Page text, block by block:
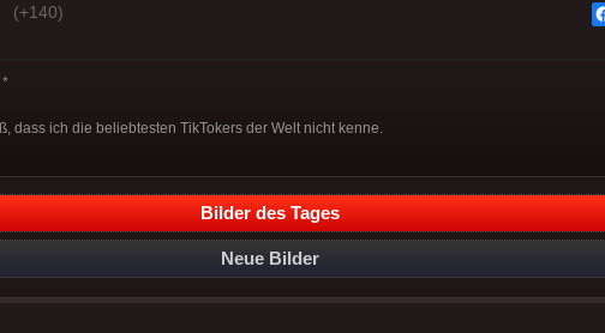
(+140)
dass ich die beliebtesten TikTokers der Welt nicht kenne.
Bilder des Tages
Neue Bilder